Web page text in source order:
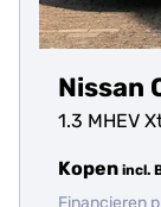
Nissan
1.3 MHEV
Kopen incl.
Financieren